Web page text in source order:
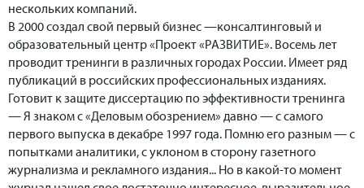
нескольких компаний.
В 2000 создал свой первый бизнес —консалтинговый и
образовательный центр «Проект «РАЗВИТИЕ». Восемь лет
проводит тренинги в различных городах России. Имеет ряд
публикаций в российских профессиональных изданиях.
Готовит к защите диссертацию по эффективности тренинга
— Я знаком с «Деловым обозрением» давно — с самого
первого выпуска в декабре 1997 года. Помню его разным — с
попытками аналитики, с уклоном в сторону газетного
журнализма и рекламного издания... Но в какой-то момент